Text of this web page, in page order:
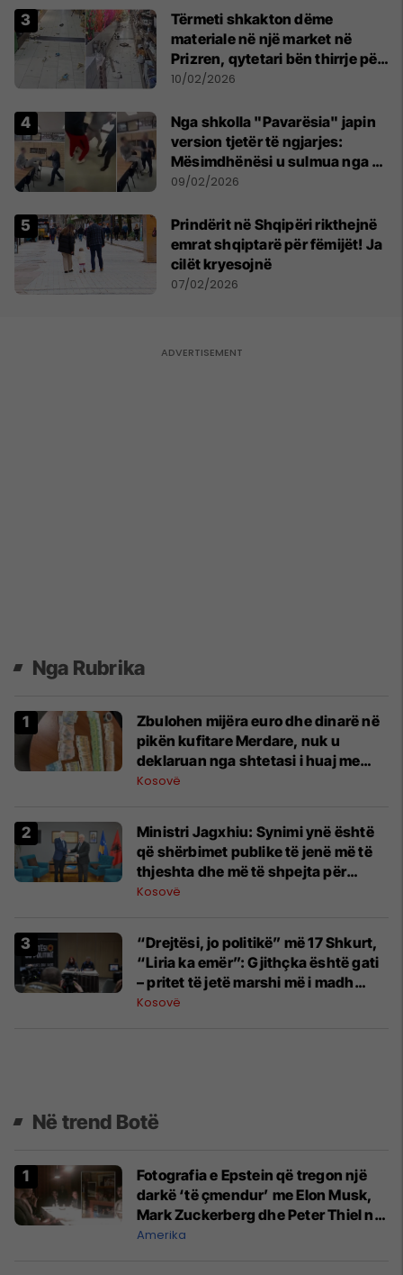
Tërmeti shkakton dëme
materiale në një market në
Prizren, qytetari bën thirrje për
qetësi dhe solidaritet
10/02/2026
Nga shkolla "Pavarësia" japin
version tjetër të ngjarjes:
Mësimdhënësi u sulmua nga 10
nxënës, reagoi në vetëmbrojtje
09/02/2026
Prindërit në Shqipëri rikthejnë
emrat shqiptarë për fëmijët! Ja
cilët kryesojnë
07/02/2026
Nga Rubrika
Zbulohen mijëra euro dhe dinarë në
pikën kufitare Merdare, nuk u
deklaruan nga shtetasi i huaj me
vendbanim në Kosovë
Kosovë
Ministri Jagxhiu: Synimi ynë është
që shërbimet publike të jenë më të
thjeshta dhe më të shpejta për
qytetarët
Kosovë
“Drejtësi, jo politikë” më 17 Shkurt,
“Liria ka emër”: Gjithçka është gati
– pritet të jetë marshi më i madh
qytetar në historinë e vendit
Kosovë
Në trend Botë
Fotografia e Epstein që tregon një
darkë ‘të çmendur’ me Elon Musk,
Mark Zuckerberg dhe Peter Thiel në
vitin 2015
Amerika